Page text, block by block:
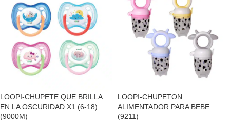
LOOPI-CHUPETE QUE BRILLA
EN LA OSCURIDAD X1 (6-18)
(9000M)
LOOPI-CHUPETON
ALIMENTADOR PARA BEBE
(9211)